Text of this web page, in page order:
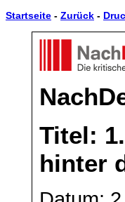
Startseite - Zurück -
Titel:
hinter